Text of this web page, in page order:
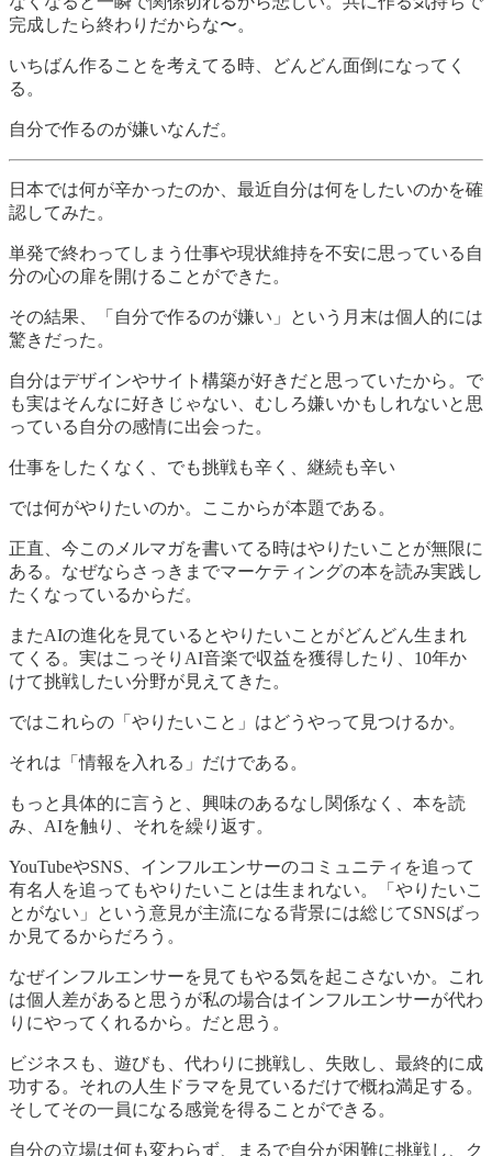
完成したら終わりだからな〜。
いちばん作ることを考えてる時、どんどん面倒になってく
る。
自分で作るのが嫌いなんだ。
日本では何が辛かったのか、最近自分は何をしたいのかを確
認してみた。
単発で終わってしまう仕事や現状維持を不安に思っている自
分の心の扉を開けることができた。
その結果、「自分で作るのが嫌い」という月末は個人的には
驚きだった。
自分はデザインやサイト構築が好きだと思っていたから。で
も実はそんなに好きじゃない、むしろ嫌いかもしれないと思
っている自分の感情に出会った。
仕事をしたくなく、でも挑戦も辛く、継続も辛い
では何がやりたいのか。ここからが本題である。
正直、今このメルマガを書いてる時はやりたいことが無限に
ある。なぜならさっきまでマーケティングの本を読み実践し
たくなっているからだ。
またAIの進化を見ているとやりたいことがどんどん生まれ
てくる。実はこっそりAI音楽で収益を獲得したり、10年か
けて挑戦したい分野が見えてきた。
ではこれらの「やりたいこと」はどうやって見つけるか。
それは「情報を入れる」だけである。
もっと具体的に言うと、興味のあるなし関係なく、本を読
み、AIを触り、それを繰り返す。
YouTubeやSNS、インフルエンサーのコミュニティを追って
有名人を追ってもやりたいことは生まれない。「やりたいこ
とがない」という意見が主流になる背景には総じてSNSばっ
か見てるからだろう。
なぜインフルエンサーを見てもやる気を起こさないか。これ
は個人差があると思うが私の場合はインフルエンサーが代わ
りにやってくれるから。だと思う。
ビジネスも、遊びも、代わりに挑戦し、失敗し、最終的に成
功する。それの人生ドラマを見ているだけで概ね満足する。
そしてその一員になる感覚を得ることができる。
自分の立場は何も変わらず、まるで自分が困難に挑戦し、ク